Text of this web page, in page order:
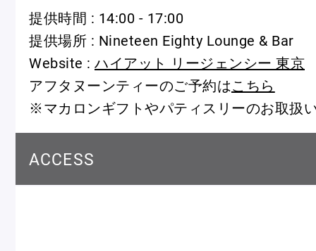
季節の商品
Produits de saison
提供時間 : 14:00 - 17:00
提供場所 : Nineteen Eighty Lounge & Bar
Website : ハイアット リージェンシー 東京
アフタヌーンティーのご予約はこちら
※マカロンギフトやパティスリーのお取扱
ACCESS